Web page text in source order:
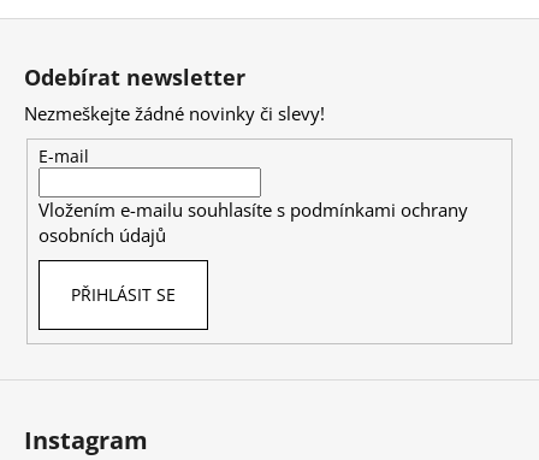
a
c
r
ý
p
Z
Odebírat newsletter
Nezmeškejte žádné novinky či slevy!
E-mail
Vložením e-mailu souhlasíte s podmínkami ochrany
osobních údajů
PŘIHLÁSIT SE
Instagram